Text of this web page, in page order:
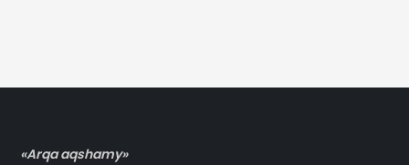
«Arqa aqshamy»